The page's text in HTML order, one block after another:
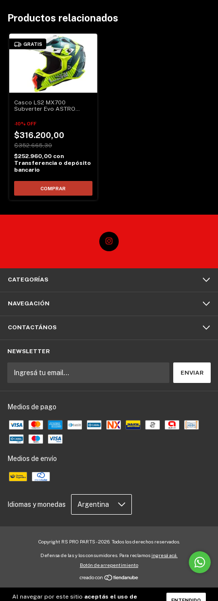
Al navegar por este sitio aceptás el uso de
Productos relacionados
GRATIS
Casco LS2 MX700
Subverter Evo ASTRO
-10% OFF
$316.200,00
$352.665,30
$252.960,00 con
Transferencia o depósito
bancario
COMPRAR
CATEGORÍAS
NAVEGACIÓN
CONTACTÁNOS
NEWSLETTER
Medios de pago
Medios de envío
Idiomas y monedas
Copyright RS PRO PARTS - 2026. Todos los derechos reservados.
Defensa de las y los consumidores. Para reclamos ingresá acá.
Botón de arrepentimiento